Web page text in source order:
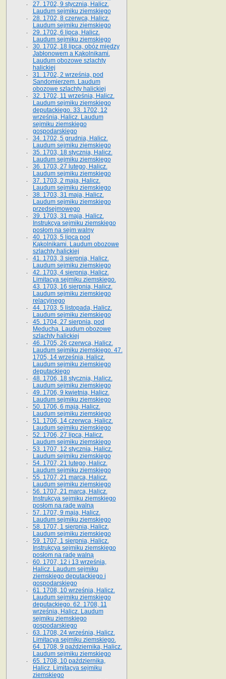
27. 1702, 9 stycznia, Halicz.
Laudum sejmiku ziemskiego
28. 1702, 8 czerwca, Halicz.
Laudum sejmiku ziemskiego
29. 1702, 6 lipca, Halicz.
Laudum sejmiku ziemskiego
30. 1702, 18 lipca, obóz między
Jabłonowem a Kąkolnikami.
Laudum obozowe szlachty
halickiej
31. 1702, 2 września, pod
Sandomierzem. Laudum
obozowe szlachty halickiej
32. 1702, 11 września, Halicz.
Laudum sejmiku ziemskiego
deputackiego. 33. 1702, 12
września, Halicz. Laudum
sejmiku ziemskiego
gospodarskiego
34. 1702, 5 grudnia, Halicz.
Laudum sejmiku ziemskiego
35. 1703, 18 stycznia, Halicz.
Laudum sejmiku ziemskiego
36. 1703, 27 lutego, Halicz.
Laudum sejmiku ziemskiego
37. 1703, 2 maja, Halicz.
Laudum sejmiku ziemskiego
38. 1703, 31 maja, Halicz.
Laudum sejmiku ziemskiego
przedsejmowego
39. 1703, 31 maja, Halicz.
Instrukcya sejmiku ziemskiego
posłom na sejm walny
40. 1703, 5 lipca pod
Kąkolnikami. Laudum obozowe
szlachty halickiej
41­. 1703, 3 sierpnia, Halicz.
Laudum sejmiku ziemskiego
42. 1703, 4 sierpnia, Halicz.
Limitacya sejmiku ziemskiego.
43. 1703, 16 sierpnia, Halicz.
Laudum sejmiku ziemskiego
relacyjnego
44. 1703, 5 listopada, Halicz.
Laudum sejmiku ziemskiego
45. 1704, 27 sierpnia, pod
Meduchą. Laudum obozowe
szlachty halickiej
46. 1705, 26 czerwca, Halicz.
Laudum sejmiku ziemskiego. 47.
1705, 14 września, Halicz.
Laudum sejmiku ziemskiego
deputackiego
48. 1706, 18 stycznia, Halicz.
Laudum sejmiku ziemskiego
49. 1706, 9 kwietnia, Halicz.
Laudum sejmiku ziemskiego
50. 1706, 6 maja, Halicz.
Laudum sejmiku ziemskiego
51. 1706, 14 czerwca, Halicz.
Laudum sejmiku ziemskiego
52. 1706, 27 lipca, Halicz.
Laudum sejmiku ziemskiego
53. 1707, 12 stycznia, Halicz.
Laudum sejmiku ziemskiego
54. 1707, 21 lutego, Halicz.
Laudum sejmiku ziemskiego
55. 1707, 21 marca, Halicz.
Laudum sejmiku ziemskiego
56. 1707, 21 marca, Halicz.
Instrukcya sejmiku ziemskiego
posłom na radę walną
57. 1707, 9 maja, Halicz.
Laudum sejmiku ziemskiego
58. 1707, 1 sierpnia, Halicz.
Laudum sejmiku ziemskiego
59. 1707, 1 sierpnia, Halicz.
Instrukcya sejmiku ziemskiego
posłom na radę walną
60. 1707, 12 i 13 września,
Halicz. Laudum sejmiku
ziemskiego deputackiego i
gospodarskiego
61. 1708, 10 września, Halicz.
Laudum sejmiku ziemskiego
deputackiego. 62. 1708, 11
września, Halicz. Laudum
sejmiku ziemskiego
gospodarskiego
63. 1708, 24 września, Halicz.
Limitacya sejmiku ziemskiego.
64. 1708, 9 października, Halicz.
Laudum sejmiku ziemskiego
65­. 1708, 10 października,
Halicz. Limitacya sejmiku
ziemskiego